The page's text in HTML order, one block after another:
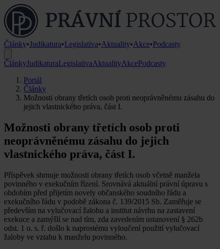
Články•Judikatura•Legislativa•Aktuality•Akce•Podcasty
ČlánkyJudikaturaLegislativaAktualityAkcePodcasty
Portál
Články
Možnosti obrany třetích osob proti neoprávněnému zásahu do
jejich vlastnického práva, část I.
Možnosti obrany třetích osob proti
neoprávněnému zásahu do jejich
vlastnického práva, část I.
Příspěvek shrnuje možnosti obrany třetích osob včetně manžela
povinného v exekučním řízení. Srovnává aktuální právní úpravu s
obdobím před přijetím novely občanského soudního řádu a
exekučního řádu v podobě zákona č. 139/2015 Sb. Zaměřuje se
především na vylučovací žalobu a institut návrhu na zastavení
exekuce a zamýšlí se nad tím, zda zavedením ustanovení § 262b
odst. 1 o. s. ř. došlo k naprostému vyloučení použití vylučovací
žaloby ve vztahu k manželu povinného.